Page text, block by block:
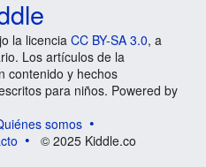
la licencia CC BY-SA 3.0, a
Los artículos de la
contenido y hechos
para niños. Powered by
somos
© 2025 Kiddle.co